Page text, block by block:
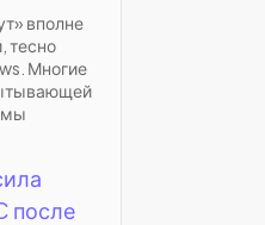
вполне
тесно
Многие
после